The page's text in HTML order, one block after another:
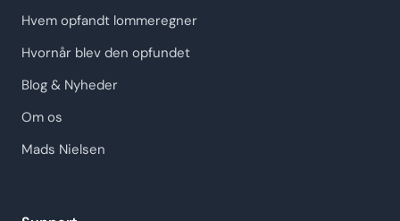
Hvem opfandt lommeregner
Hvornår blev den opfundet
Blog & Nyheder
Om os
Mads Nielsen